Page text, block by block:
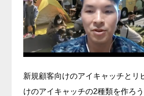
新規顧客向けのアイキャッチとリ
けのアイキャッチの2種類を作ろ